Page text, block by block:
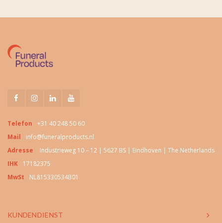
Telefon
+31 40 248 50 60
Mail
info@funeralproducts.nl
Adresse
Industrieweg 10 – 12 | 5627 BS | Eindhoven | The Netherlands
IHK
17182375
MwSt
NL815330534B01
KUNDENDIENST